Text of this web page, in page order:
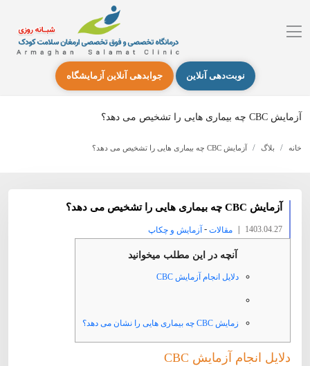
نوبت‌دهی آنلاین جوابدهی آنلاین آزمایشگاه
آزمایش CBC چه بیماری هایی را تشخیص می دهد؟
خانه بلاگ آزمایش CBC چه بیماری هایی را تشخیص می دهد؟
آزمایش CBC چه بیماری هایی را تشخیص می دهد؟
1403.04.27
| مقالات -آزمایش و چکاپ
آنچه در این مطلب میخوانید
دلایل انجام آزمایش CBC
زمایش CBC چه بیماری هایی را نشان می دهد؟
دلایل انجام آزمایش CBC